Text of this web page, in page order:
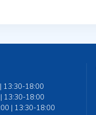
13:30-18:00
13:30-18:00
| 13:30-18:00